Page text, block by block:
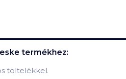
termékhez:
töltelékkel.